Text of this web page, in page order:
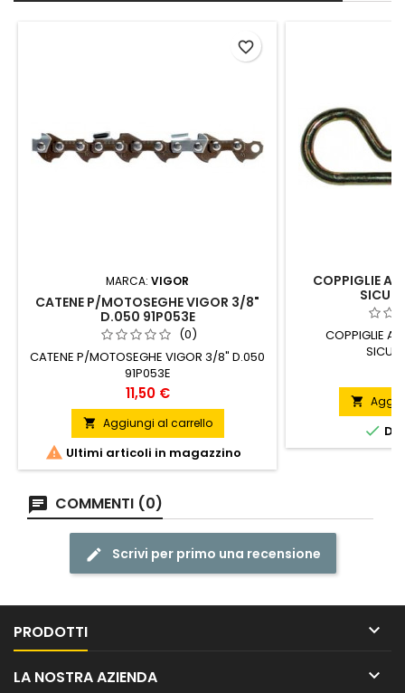
MARCA: VIGOR
CATENE P/MOTOSEGHE VIGOR 3/8"
D.050 91P053E
(0)
CATENE P/MOTOSEGHE VIGOR 3/8" D.050
91P053E
Prezzo
11,50 €
 Aggiungi al carrello
 Ultimi articoli in magazzino
favorite_border
COPPIGLIE
COPPIGLIE


COMMENTI (0)
Scrivi per primo una recensione
PRODOTTI 
LA NOSTRA AZIENDA 